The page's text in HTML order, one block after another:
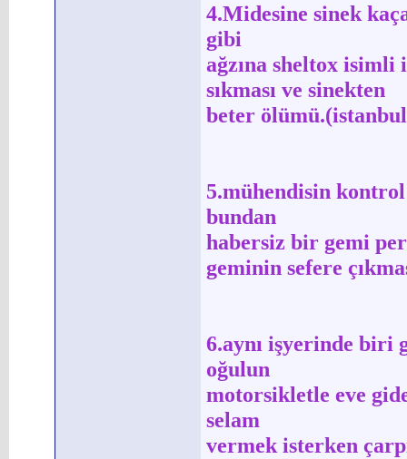
4.Midesine sinek
gibi
ağzına sheltox isimli
sıkması ve sinekten
beter
5.mühendisin
bundan
habersiz bir gemi
geminin sefere
6.aynı işyerinde biri
oğulun
motorsikletle eve
selam
vermek isterken